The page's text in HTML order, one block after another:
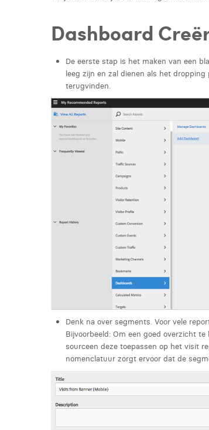
Dashboard
De eerste stap is het maken van een
leeg zijn en zal dienen als het
terugvinden.
Denk na over segments. Voor vele
Bijvoorbeeld: Om een goed overzicht
sourceen deze toepassen op het visit
nomenclatuur zorgt ervoor dat de